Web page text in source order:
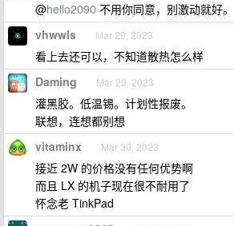
@hello2090 不用你同意，别激动就好。
vhwwls Mar 29, 2023
看上去还可以，不知道散热怎么样
Daming Mar 29, 2023
灌黑胶。低温锡。计划性报废。
联想，连想都别想
vitaminx Mar 30, 2023
接近 2W 的价格没有任何优势啊
而且 LX 的机子现在很不耐用了
怀念老 TinkPad